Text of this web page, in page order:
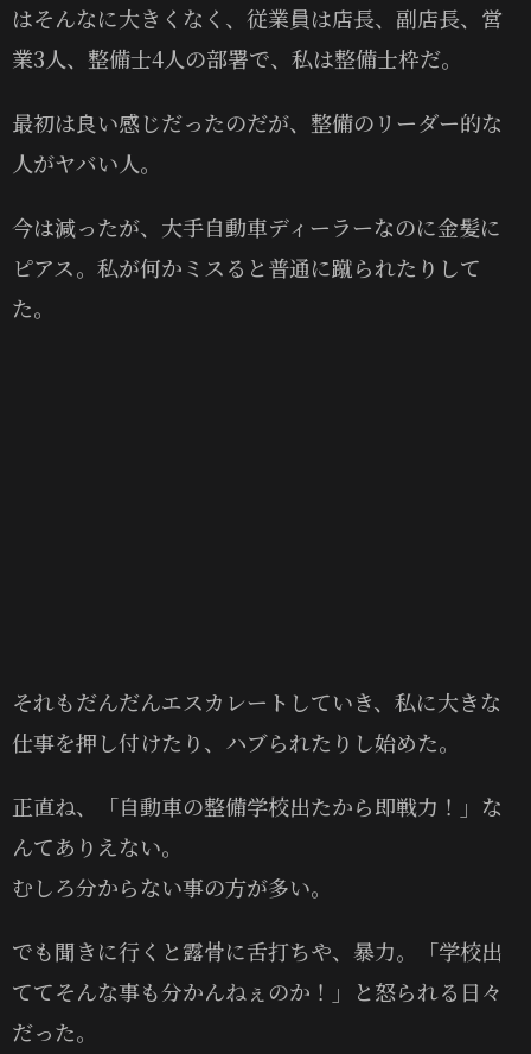
はそんなに大きくなく、従業員は店長、副店長、営
業3人、整備士4人の部署で、私は整備士枠だ。
最初は良い感じだったのだが、整備のリーダー的な
人がヤバい人。
今は減ったが、大手自動車ディーラーなのに金髪に
ピアス。私が何かミスると普通に蹴られたりして
た。
それもだんだんエスカレートしていき、私に大きな
仕事を押し付けたり、ハブられたりし始めた。
正直ね、「自動車の整備学校出たから即戦力！」な
んてありえない。
むしろ分からない事の方が多い。
でも聞きに行くと露骨に舌打ちや、暴力。「学校出
ててそんな事も分かんねぇのか！」と怒られる日々
だった。